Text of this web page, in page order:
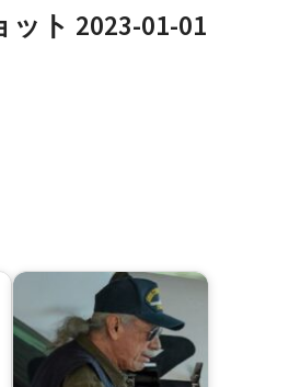
ト 2023-01-01